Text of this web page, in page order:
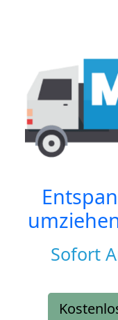
Sofort